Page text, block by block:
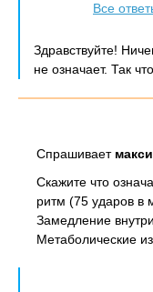
Все
Здравствуйте!
не означает. Так
Спрашивает
Скажите что
ритм (75 ударов
Замедление
Метаболические